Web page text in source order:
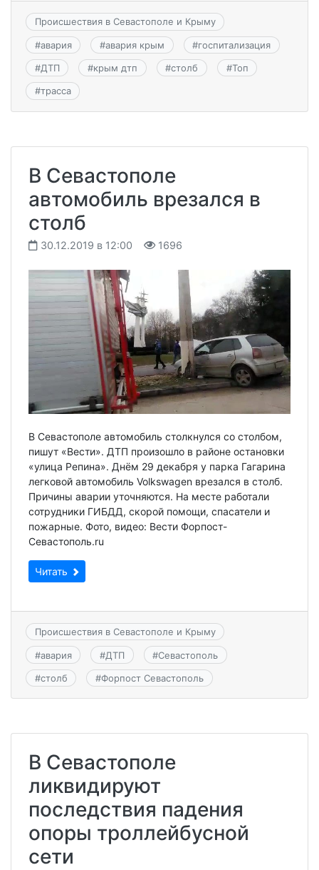
Происшествия в Севастополе и Крыму
#авария #авария крым #госпитализация
#ДТП #крым дтп #столб #Топ
#трасса
В Севастополе
автомобиль врезался в
столб
30.12.2019 в 12:00 1696
В Севастополе автомобиль столкнулся со столбом,
пишут «Вести». ДТП произошло в районе остановки
«улица Репина». Днём 29 декабря у парка Гагарина
легковой автомобиль Volkswagen врезался в столб.
Причины аварии уточняются. На месте работали
сотрудники ГИБДД, скорой помощи, спасатели и
пожарные. Фото, видео: Вести Форпост-
Севастополь.ru
Читать
Происшествия в Севастополе и Крыму
#авария #ДТП #Севастополь
#столб #Форпост Севастополь
В Севастополе
ликвидируют
последствия падения
опоры троллейбусной
сети